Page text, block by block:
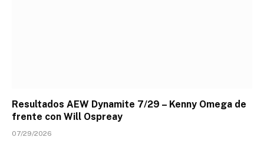
Resultados AEW Dynamite 7/29 – Kenny Omega de
frente con Will Ospreay
07/29/2026